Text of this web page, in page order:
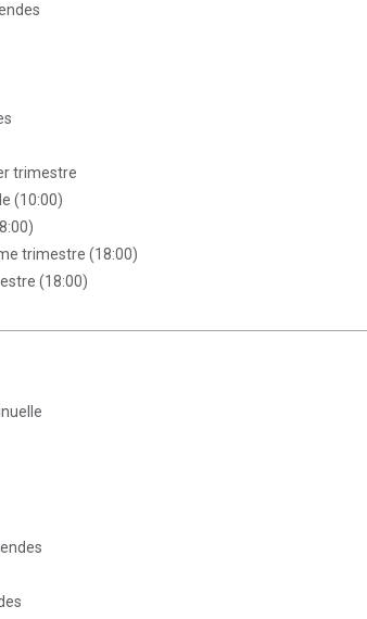
trimestre
(10:00)
trimestre (18:00)
(18:00)